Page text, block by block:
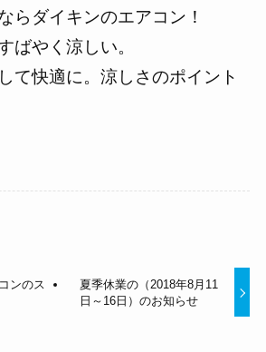
らダイキンのエアコン！
ばやく涼しい。
て快適に。涼しさのポイント
ンのス
夏季休業の（2018年8月11
日～16日）のお知らせ